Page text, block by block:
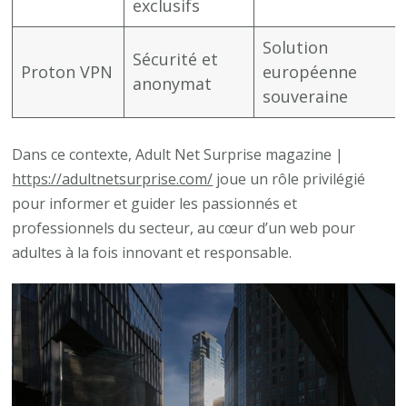
exclusifs
Proton VPN
Sécurité et
anonymat
Solution
européenne
souveraine
Dans ce contexte, Adult Net Surprise magazine |
https://adultnetsurprise.com/ joue un rôle privilégié
pour informer et guider les passionnés et
professionnels du secteur, au cœur d’un web pour
adultes à la fois innovant et responsable.